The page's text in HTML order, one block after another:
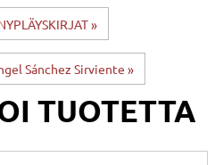
‪»
Sánchez Sirviente ‪»
TUOTETTA